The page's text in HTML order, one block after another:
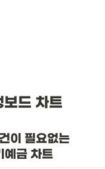
보드 차트
이 필요없는
예금 차트